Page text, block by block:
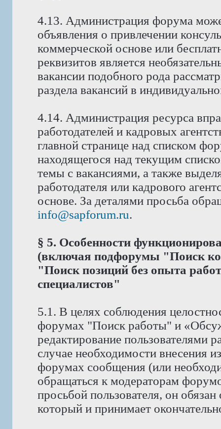
4.13. Администрация форума
объявления о привлечении
коммерческой основе или
реквизитов является
вакансии подобного рода
раздела вакансий в
4.14. Администрация ресурса
работодателей и кадровых
главной странице над списком
находящегося над текущим
темы с вакансиями, а также
работодателя или кадрового
основе. За деталями просьба
info@sapforum.ru.
§ 5. Особенности
(включая подфорумы "Поиск
"Поиск позиций без опыта
специалистов"
5.1. В целях соблюдения
форумах "Поиск работы" и
редактирование
случае необходимости внесения
форумах сообщения (или
обращаться к модераторам
просьбой пользователя, он
который и принимает